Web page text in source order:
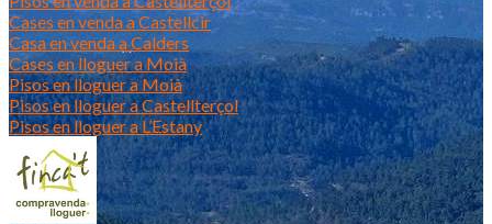
Cases en venda a Castellcir
Casa en venda a Calders
Cases en lloguer a Moià
Pisos en lloguer a Moià
Pisos en lloguer a Castellterçol
Pisos en lloguer a L’Estany